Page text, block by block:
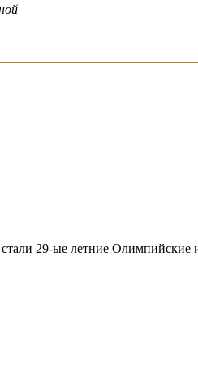
29-ые летние Олимпийские